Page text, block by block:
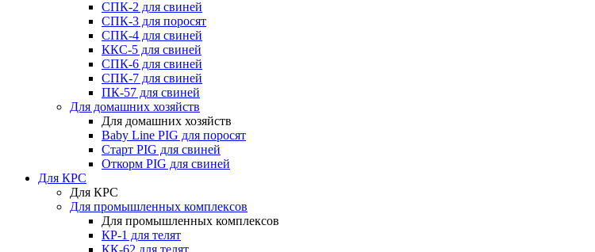
СПК-2 для свиней
СПК-3 для поросят
СПК-4 для свиней
ККС-5 для свиней
СПК-6 для свиней
СПК-7 для свиней
ПК-57 для свиней
Для домашних хозяйств
Для домашних хозяйств
Baby Line PIG для поросят
Старт PIG для свиней
Откорм PIG для свиней
Для КРС
Для КРС
Для промышленных комплексов
Для промышленных комплексов
КР-1 для телят
КК-62 для телят